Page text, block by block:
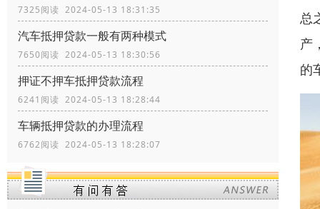
7325阅读 2024-05-13 18:31:35
汽车抵押贷款一般有两种模式
7650阅读 2024-05-13 18:30:56
押证不押车抵押贷款流程
6241阅读 2024-05-13 18:28:44
车辆抵押贷款的办理流程
6762阅读 2024-05-13 18:28:07
总
产
的